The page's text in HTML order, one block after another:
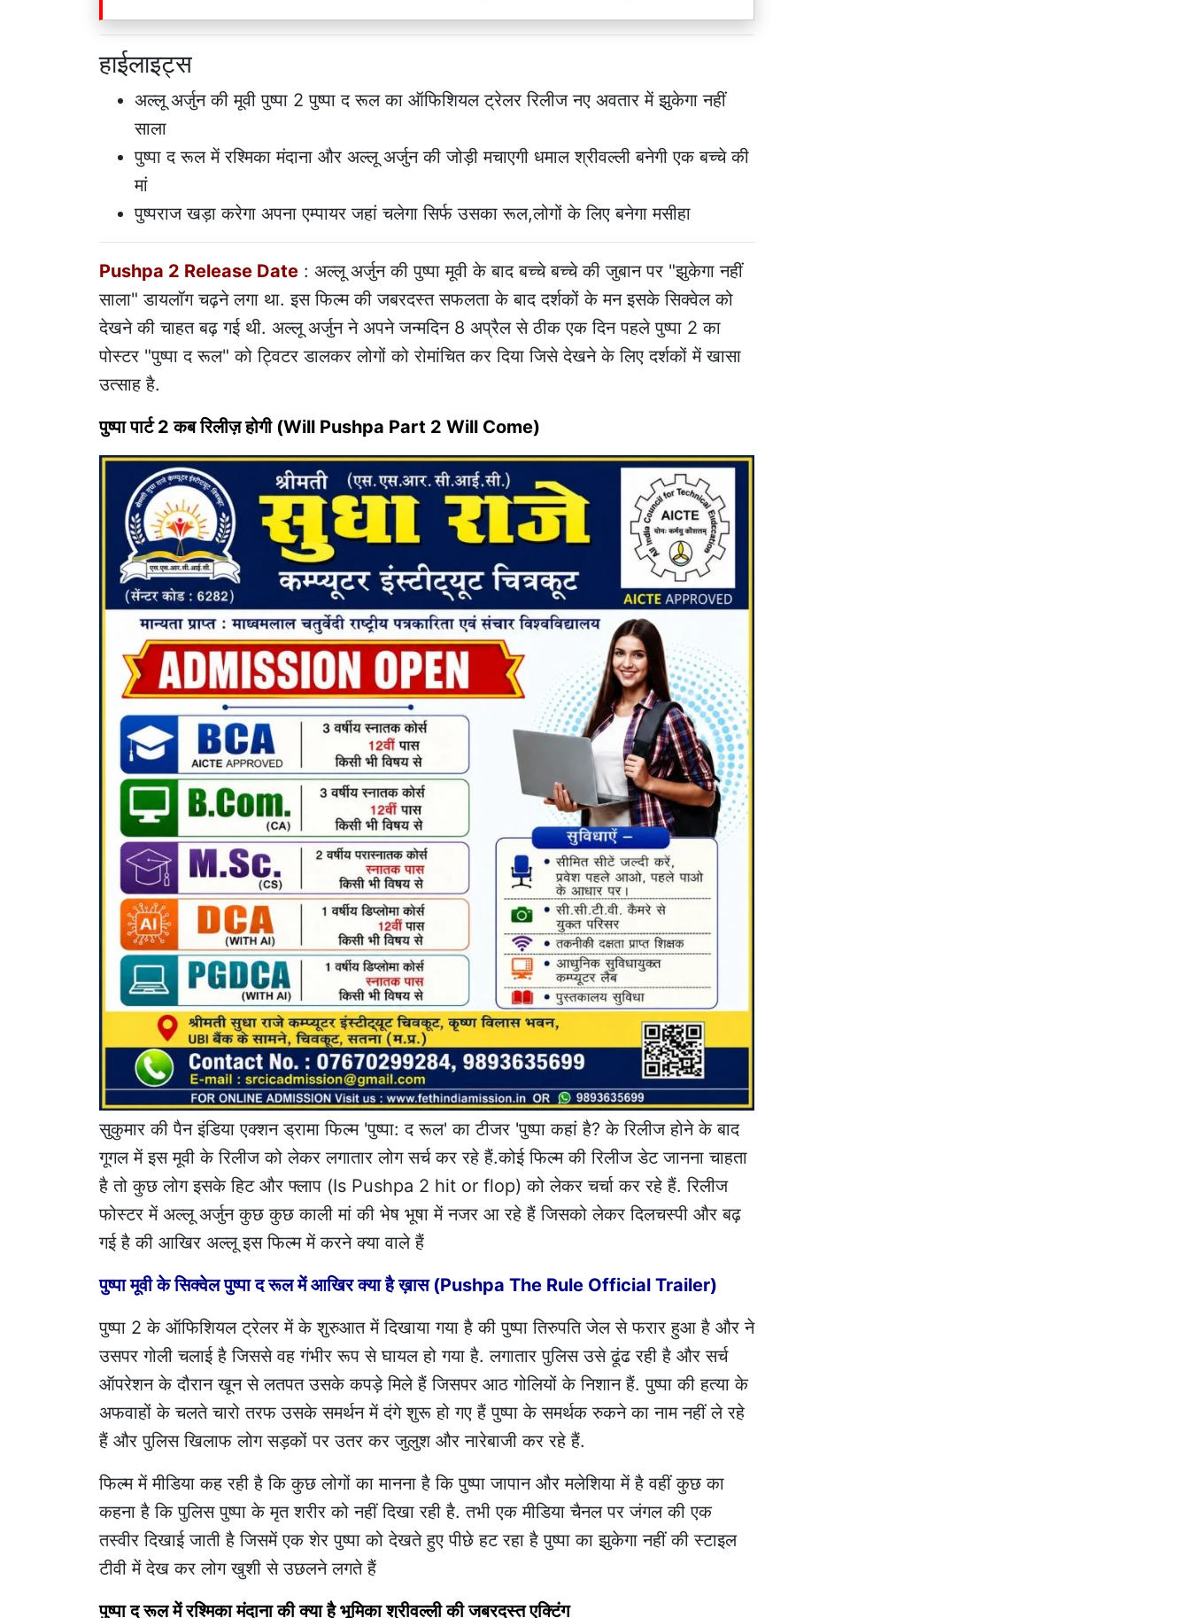
हाईलाइट्स
अल्लू अर्जुन की मूवी पुष्पा 2 पुष्पा द रूल का ऑफिशियल ट्रेलर रिलीज नए अवतार में झुकेगा नहीं
साला
पुष्पा द रूल में रश्मिका मंदाना और अल्लू अर्जुन की जोड़ी मचाएगी धमाल श्रीवल्ली बनेगी एक बच्चे की
मां
पुष्पराज खड़ा करेगा अपना एम्पायर जहां चलेगा सिर्फ उसका रूल,लोगों के लिए बनेगा मसीहा
Pushpa 2 Release Date : अल्लू अर्जुन की पुष्पा मूवी के बाद बच्चे बच्चे की जुबान पर "झुकेगा नहीं
साला" डायलॉग चढ़ने लगा था. इस फिल्म की जबरदस्त सफलता के बाद दर्शकों के मन इसके सिक्वेल को
देखने की चाहत बढ़ गई थी. अल्लू अर्जुन ने अपने जन्मदिन 8 अप्रैल से ठीक एक दिन पहले पुष्पा 2 का
पोस्टर "पुष्पा द रूल" को ट्विटर डालकर लोगों को रोमांचित कर दिया जिसे देखने के लिए दर्शकों में खासा
उत्साह है.
पुष्पा पार्ट 2 कब रिलीज़ होगी (Will Pushpa Part 2 Will Come)
सुकुमार की पैन इंडिया एक्शन ड्रामा फिल्म 'पुष्पा: द रूल' का टीजर 'पुष्पा कहां है? के रिलीज होने के बाद
गूगल में इस मूवी के रिलीज को लेकर लगातार लोग सर्च कर रहे हैं.कोई फिल्म की रिलीज डेट जानना चाहता
है तो कुछ लोग इसके हिट और फ्लाप (Is Pushpa 2 hit or flop) को लेकर चर्चा कर रहे हैं. रिलीज
फोस्टर में अल्लू अर्जुन कुछ कुछ काली मां की भेष भूषा में नजर आ रहे हैं जिसको लेकर दिलचस्पी और बढ़
गई है की आखिर अल्लू इस फिल्म में करने क्या वाले हैं
पुष्पा मूवी के सिक्वेल पुष्पा द रूल में आखिर क्या है ख़ास (Pushpa The Rule Official Trailer)
पुष्पा 2 के ऑफिशियल ट्रेलर में के शुरुआत में दिखाया गया है की पुष्पा तिरुपति जेल से फरार हुआ है और ने
उसपर गोली चलाई है जिससे वह गंभीर रूप से घायल हो गया है. लगातार पुलिस उसे ढूंढ रही है और सर्च
ऑपरेशन के दौरान खून से लतपत उसके कपड़े मिले हैं जिसपर आठ गोलियों के निशान हैं. पुष्पा की हत्या के
अफवाहों के चलते चारो तरफ उसके समर्थन में दंगे शुरू हो गए हैं पुष्पा के समर्थक रुकने का नाम नहीं ले रहे
हैं और पुलिस खिलाफ लोग सड़कों पर उतर कर जुलुश और नारेबाजी कर रहे हैं.
फिल्म में मीडिया कह रही है कि कुछ लोगों का मानना है कि पुष्पा जापान और मलेशिया में है वहीं कुछ का
कहना है कि पुलिस पुष्पा के मृत शरीर को नहीं दिखा रही है. तभी एक मीडिया चैनल पर जंगल की एक
तस्वीर दिखाई जाती है जिसमें एक शेर पुष्पा को देखते हुए पीछे हट रहा है पुष्पा का झुकेगा नहीं की स्टाइल
टीवी में देख कर लोग खुशी से उछलने लगते हैं
पुष्पा द रूल में रश्मिका मंदाना की क्या है भूमिका श्रीवल्ली की जबरदस्त एक्टिंग